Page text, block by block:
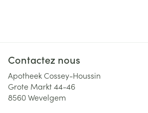
Contactez nous
Apotheek Cossey-Houssin
Grote Markt 44-46
8560Wevelgem